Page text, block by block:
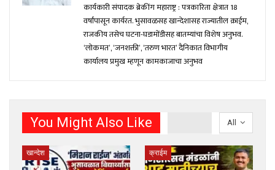
कार्यकारी संपादक ब्रेकींग महाराष्ट्र : पत्रकारिता क्षेत्रात 18
वर्षांपासून कार्यरत. भुसावळसह खान्देशासह राज्यातील क्राईम,
राजकीय तसेच घटना-घडामोंडीसह बातम्यांचा विशेष अनुभव.
‘लोकमत’, ‘जनशक्ती’, ‘तरुण भारत’ दैनिकात विभागीय
कार्यालय प्रमुख म्हणून कामकाजाचा अनुभव
All
You Might Also Like
खान्देश क्राईम